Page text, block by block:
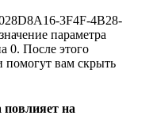
3F4F-4B28-
параметра
0. После этого
помогут вам скрыть
повлияет на